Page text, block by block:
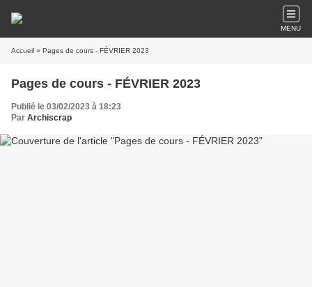
MENU
Accueil » Pages de cours - FÉVRIER 2023
Pages de cours - FÉVRIER 2023
Publié le 03/02/2023 à 18:23
Par Archiscrap